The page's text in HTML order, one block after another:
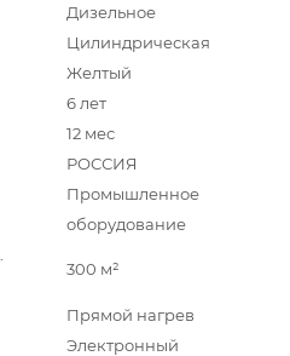
Дизельное
Цилиндрическая
Желтый
6 лет
12 мес
РОССИЯ
Промышленное
оборудование
300 м²
Прямой нагрев
Электронный